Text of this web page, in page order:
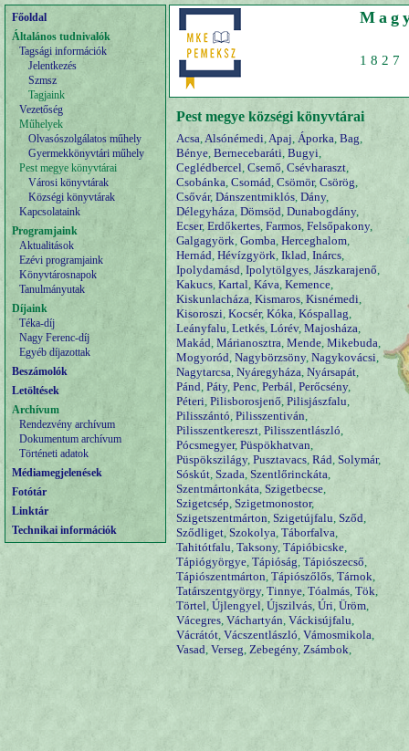
Főoldal
Általános tudnivalók
Tagsági információk
Jelentkezés
Szmsz
Tagjaink
Vezetőség
Műhelyek
Olvasószolgálatos műhely
Gyermekkönyvtári műhely
Pest megye könyvtárai
Városi könyvtárak
Községi könyvtárak
Kapcsolataink
Programjaink
Aktualitások
Ezévi programjaink
Könyvtárosnapok
Tanulmányutak
Díjaink
Téka-díj
Nagy Ferenc-díj
Egyéb díjazottak
Beszámolók
Letöltések
Archívum
Rendezvény archívum
Dokumentum archívum
Történeti adatok
Médiamegjelenések
Fotótár
Linktár
Technikai információk
Pest megye községi könyvtárai
Acsa,Alsónémedi,Apaj, Áporka, Bag,
Bénye, Bernecebaráti, Bugyi,
Ceglédbercel, Csemő, Csévharaszt,
Csobánka, Csomád, Csömör, Csörög,
Csővár, Dánszentmiklós, Dány,
Délegyháza, Dömsöd, Dunabogdány,
Ecser, Erdőkertes, Farmos, Felsőpakony,
Galgagyörk, Gomba, Herceghalom,
Hernád, Hévízgyörk, Iklad, Inárcs,
Ipolydamásd, Ipolytölgyes, Jászkarajenő,
Kakucs, Kartal, Káva, Kemence,
Kiskunlacháza, Kismaros, Kisnémedi,
Kisoroszi, Kocsér, Kóka, Kóspallag,
Leányfalu, Letkés, Lórév, Majosháza,
Makád, Márianosztra, Mende, Mikebuda,
Mogyoród, Nagybörzsöny, Nagykovácsi,
Nagytarcsa, Nyáregyháza, Nyársapát,
Pánd, Páty, Penc, Perbál, Perőcsény,
Péteri, Pilisborosjenő, Pilisjászfalu,
Pilisszántó, Pilisszentiván,
Pilisszentkereszt, Pilisszentlászló,
Pócsmegyer, Püspökhatvan,
Püspökszilágy, Pusztavacs, Rád, Solymár,
Sóskút, Szada, Szentlőrinckáta,
Szentmártonkáta, Szigetbecse,
Szigetcsép, Szigetmonostor,
Szigetszentmárton, Szigetújfalu, Sződ,
Sződliget, Szokolya, Táborfalva,
Tahitótfalu, Taksony, Tápióbicske,
Tápiógyörgye, Tápióság, Tápiószecső,
Tápiószentmárton, Tápiószőlős, Tárnok,
Tatárszentgyörgy, Tinnye, Tóalmás, Tök,
Törtel, Újlengyel, Újszilvás, Úri, Üröm,
Vácegres, Váchartyán, Váckisújfalu,
Vácrátót, Vácszentlászló, Vámosmikola,
Vasad, Verseg, Zebegény, Zsámbok,